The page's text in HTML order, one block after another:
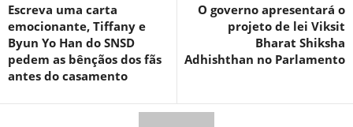
Escreva uma carta
emocionante, Tiffany e
Byun Yo Han do SNSD
pedem as bênçãos dos fãs
antes do casamento
O governo apresentará o
projeto de lei Viksit
Bharat Shiksha
Adhishthan no Parlamento